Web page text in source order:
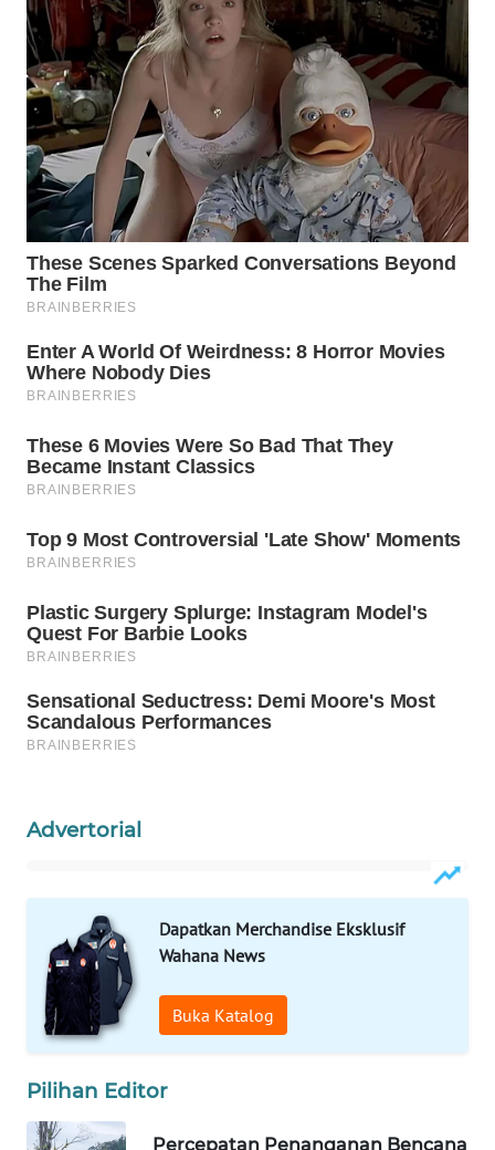
Advertorial
Dapatkan Merchandise Eksklusif
Wahana News
Buka Katalog
Pilihan Editor
Percepatan Penanganan Bencana
PRIANGAN
TIMUR
WN
SEMARANG
WN
WN
WN
WN
SURABAYA
WN
WN
BINTAN
WN
MANDALIKA
LIKUPANG
LABUANBAJO
WN
BORNEO
Wahana
Group
WAHANA